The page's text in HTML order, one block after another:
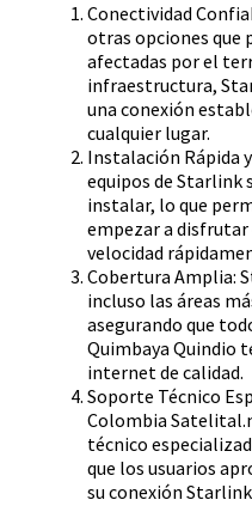
Conectividad
otras opciones que
afectadas por el
infraestructura,
una conexión
cualquier lugar.
Instalación Rápida
equipos de Starlink
instalar, lo que
empezar a
velocidad
Cobertura Amplia:
incluso las áreas
asegurando que
Quimbaya Quindio
internet de calidad.
Soporte Técnico
Colombia
técnico
que los usuarios
su conexión